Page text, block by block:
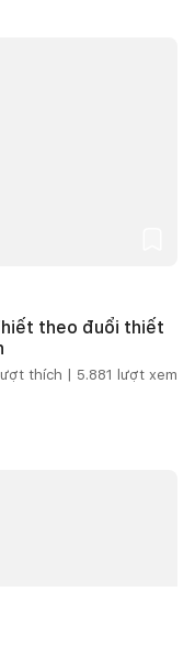
theo đuổi thiết
lượt thích | 5.881 lượt xem
kế, thi công